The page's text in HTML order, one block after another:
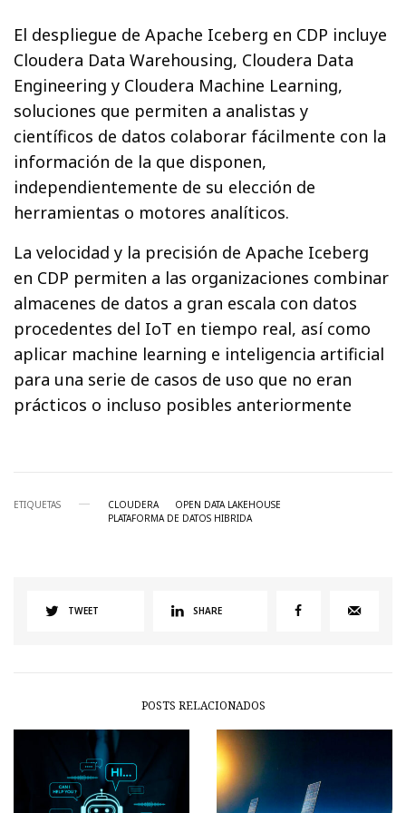
El despliegue de Apache Iceberg en CDP incluye
Cloudera Data Warehousing, Cloudera Data
Engineering y Cloudera Machine Learning,
soluciones que permiten a analistas y
científicos de datos colaborar fácilmente con la
información de la que disponen,
independientemente de su elección de
herramientas o motores analíticos.
La velocidad y la precisión de Apache Iceberg
en CDP permiten a las organizaciones combinar
almacenes de datos a gran escala con datos
procedentes del IoT en tiempo real, así como
aplicar machine learning e inteligencia artificial
para una serie de casos de uso que no eran
prácticos o incluso posibles anteriormente
ETIQUETAS CLOUDERA
OPEN DATA LAKEHOUSE
PLATAFORMA DE DATOS HIBRIDA
TWEET SHARE
POSTS RELACIONADOS